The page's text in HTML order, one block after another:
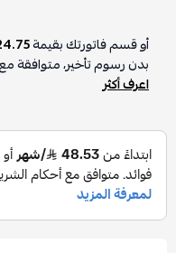
أو قسم فاتورتك بقيمة
بدون رسوم تأخير، متوافقة
اعرف أكثر